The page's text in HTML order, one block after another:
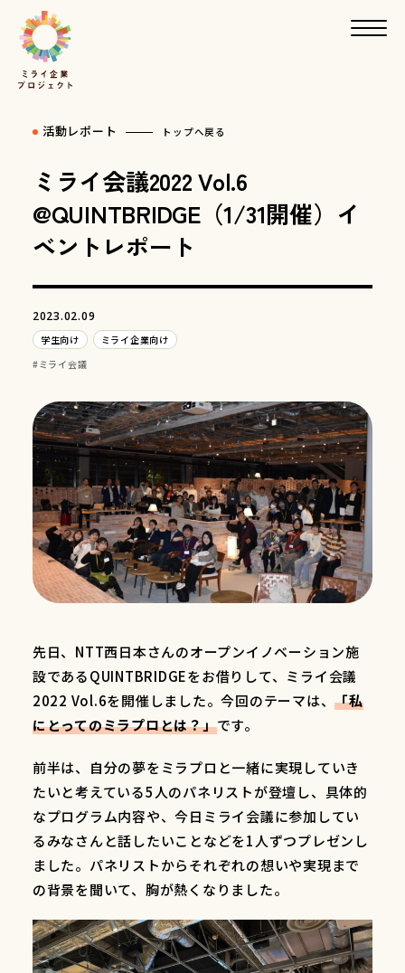
活動レポート トップへ戻る
ミライ会議2022 Vol.6
@QUINTBRIDGE（1/31開催）イ
ベントレポート
2023.02.09
学生向け
ミライ企業向け
ミライ会議
先日、NTT西日本さんのオープンイノベーション施
設であるQUINTBRIDGEをお借りして、ミライ会議
2022 Vol.6を開催しました。今回のテーマは、「私
にとってのミラプロとは？」です。
前半は、自分の夢をミラプロと一緒に実現していき
たいと考えている5人のパネリストが登壇し、具体的
なプログラム内容や、今日ミライ会議に参加してい
るみなさんと話したいことなどを1人ずつプレゼンし
ました。パネリストからそれぞれの想いや実現まで
の背景を聞いて、胸が熱くなりました。